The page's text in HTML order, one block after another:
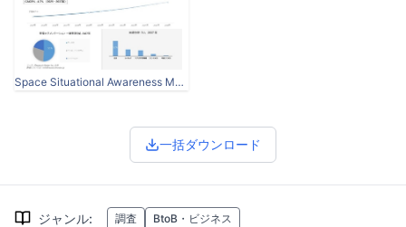
Space Situational Awareness Market.JPG
一括ダウンロード
ジャンル: 調査 BtoB・ビジネス